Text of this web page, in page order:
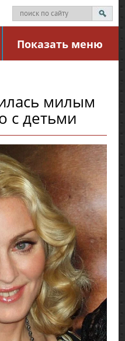
Показать меню
милым
с детьми